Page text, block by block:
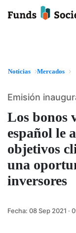
Noticias Mercados
Los bonos
español le
objetivos
una
inversores
Emisión
Fecha: 08 Sep 2021 ·